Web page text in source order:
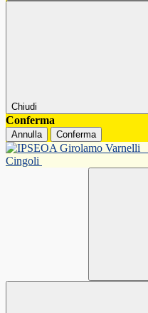
Chiudi
Conferma
Annulla Conferma
Cingoli